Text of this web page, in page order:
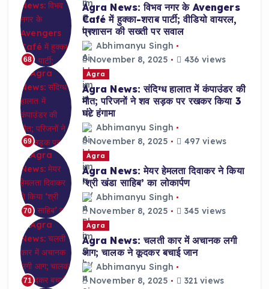
68
Agra News: विभव नगर के Avengers
Café में हुक्का-शराब पार्टी; वीडियो वायरल,
प्रशासन की सख्ती पर सवाल
Abhimanyu Singh
November 8, 2025
436 views
69
Agra
Agra News: संदिग्ध हालात में कंपाउंडर की
मौत; परिजनों ने शव सड़क पर रखकर किया 3
घंटे हंगामा
Abhimanyu Singh
November 8, 2025
497 views
70
Agra
Agra News: मेयर हेमलता दिवाकर ने किया
‘श्री खंडा साहिब’ का लोकार्पण
Abhimanyu Singh
November 8, 2025
345 views
71
Agra
Agra News: चलती कार में अचानक लगी
आग; चालक ने कूदकर बचाई जान
Abhimanyu Singh
November 8, 2025
321 views